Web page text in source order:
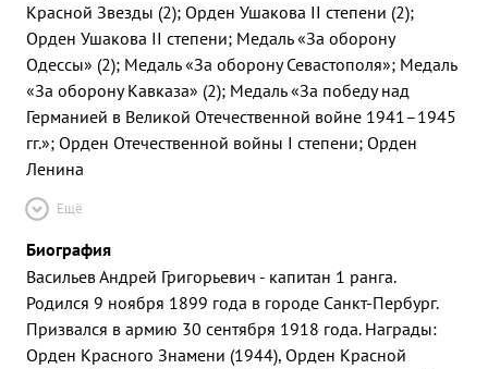
Красной Звезды (2); Орден Ушакова II степени (2);
Орден Ушакова II степени; Медаль «За оборону
Одессы» (2); Медаль «За оборону Севастополя»; Медаль
«За оборону Кавказа» (2); Медаль «За победу над
Германией в Великой Отечественной войне 1941–1945
гг.»; Орден Отечественной войны I степени; Орден
Ленина
Ещё
Биография
Васильев Андрей Григорьевич - капитан 1 ранга.
Родился 9 ноября 1899 года в городе Санкт-Пербург.
Призвался в армию 30 сентября 1918 года. Награды:
Орден Красного Знамени (1944), Орден Красной